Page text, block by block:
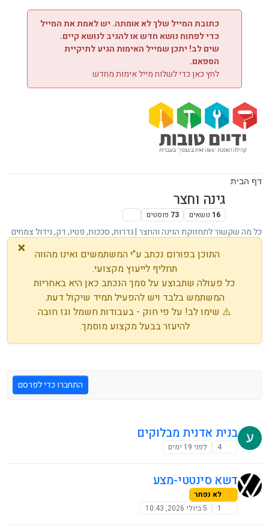
דילוג לתוכן
כתובת המייל שלך לא אומתה. יש לאמת את המייל
כדי לפתוח נושא חדש או להגיב לנושא קיים.
שים לב! יתכן שמייל האימות הגיע לתיקיית
הספאם.
לחץ כאן כדי לשלוח מייל אימות מחדש
דף הבית
גינה וחצר
16 נושאים 73 פוסטים
כל מה שקשור לתחזוקת הגינה והחצר | גדרות, סככות, פטיו, דק, גידול צמחים
×
התוכן בפורום נכתב ע"י המשתמשים ואינו מהווה
תחליף לייעוץ מקצועי.
כל פעולה שתבוצע על סמך הנכתב כאן היא באחריות
המשתמש בלבד ויש להפעיל תמיד שיקול דעת.
⚠️ שימו לב! על פי חוק - בעבודות חשמל וגז חובה
להיעזר בבעל מקצוע מוסמך.
התחברו כדי לפרסם
בנית אדנית מבלוקים
4 לפני 19 ימים
דשא סינטטי-מצע
לא נפתר
1
5 ביולי 2026, 10:43